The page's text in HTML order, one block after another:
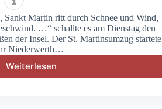
Martin ritt durch Schnee und Wind,
…“ schallte es am Dienstag den
der Insel. Der St. Martinsumzug startete
Niederwerth…
Weiterlesen
Feuerwehr